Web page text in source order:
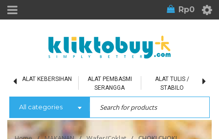
Rp0
ALAT KEBERSIHAN
ALAT PEMBASMI
SERANGGA
ALAT TULIS /
STABILO
All categories